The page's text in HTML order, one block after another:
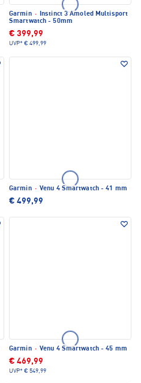
Garmin · Instinct 3 Amoled Multisport
Smartwatch - 50mm
€ 399,99
UVP* € 499,99
Garmin · Venu 4 Smartwatch - 41 mm
€ 499,99
Garmin · Venu 4 Smartwatch - 45 mm
€ 469,99
UVP* € 549,99